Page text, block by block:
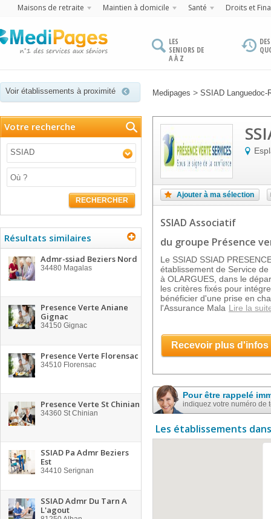
Maisons de retraite Maintien à domicile Santé Droits et
LES
SENIORS DE
A À Z
Voir établissements à proximité Medipages > SSIAD Languedoc-
Votre recherche
SSIAD
RECHERCHER
Résultats similaires
Admr-ssiad Beziers Nord
34480 Magalas
Presence Verte Aniane
Gignac
34150 Gignac
Presence Verte Florensac
34510 Florensac
Presence Verte St Chinian
34360 St Chinian
SSIAD Pa Admr Beziers
Est
34410 Serignan
SSIAD Admr Du Tarn A
L'agout
Ajouter à ma sélection
SSIAD Associatif
du groupe Présence
Le SSIAD SSIAD
établissement de Service
à OLARGUES, dans le
les critères fixés pour
bénéficier d'une prise en
l'Assurance Mala Lire la
Recevoir plus d'infos
Pour être rappelé
indiquez votre numéro de
Les établissements